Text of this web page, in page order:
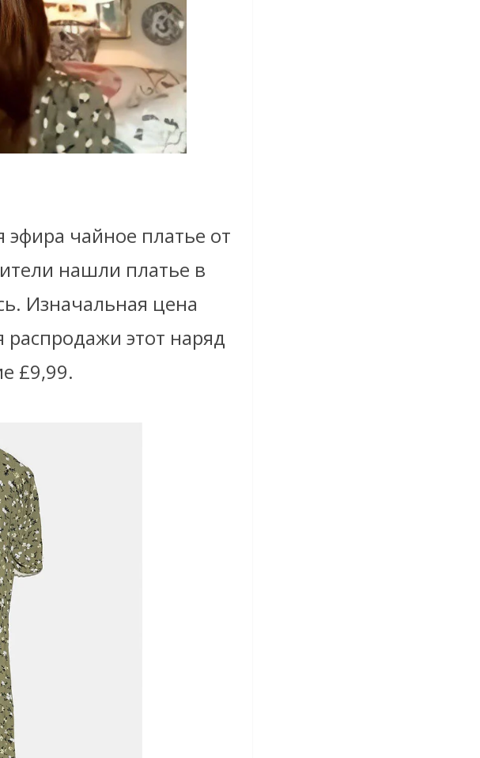
эфира чайное платье от
нашли платье в
Изначальная цена
распродажи этот наряд
£9,99.